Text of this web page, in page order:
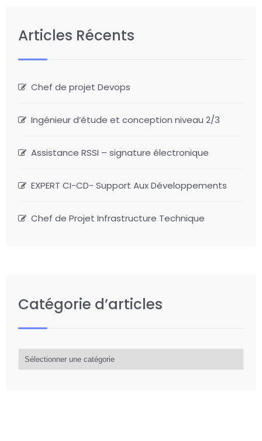
Articles Récents
Chef de projet Devops
Ingénieur d’étude et conception niveau 2/3
Assistance RSSI – signature électronique
EXPERT CI-CD- Support Aux Développements
Chef de Projet Infrastructure Technique
Catégorie d’articles
d’articles